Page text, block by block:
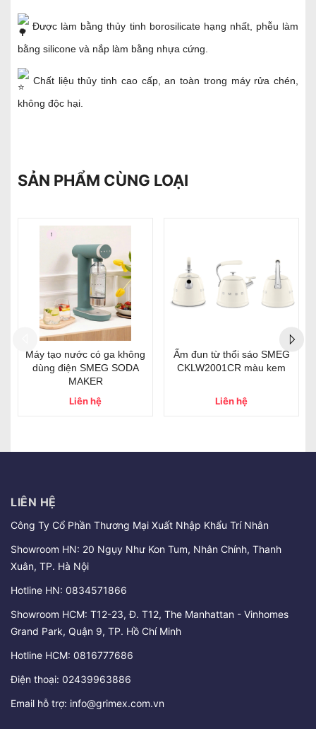
Được làm bằng thủy tinh borosilicate hạng nhất, phễu làm
bằng silicone và nắp làm bằng nhựa cứng.
Chất liệu thủy tinh cao cấp, an toàn trong máy rửa chén,
không độc hại.
SẢN PHẨM CÙNG LOẠI
- 38%
Set 6 cốc cầu vồng Le
Creuset 350ml
2.900.000₫4.650.000₫
HEIMCHEF LUX-286 (New
model)
7.500.000₫9.800.000₫
LIÊN HỆ
Công Ty Cổ Phần Thương Mại Xuất Nhập Khẩu Trí Nhân
Showroom HN: 20 Ngụy Như Kon Tum, Nhân Chính, Thanh
Xuân, TP. Hà Nội
Hotline HN: 0834571866
Showroom HCM: T12-23, Đ. T12, The Manhattan - Vinhomes
Grand Park, Quận 9, TP. Hồ Chí Minh
Hotline HCM: 0816777686
Điện thoại: 02439963886
Email hỗ trợ: info@grimex.com.vn